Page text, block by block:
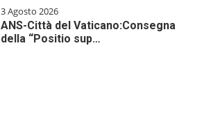
3 Agosto 2026
ANS-Città del Vaticano:Consegna
della “Positio sup…